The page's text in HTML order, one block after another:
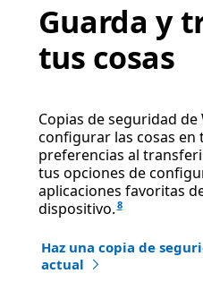
Guarda y
tus cosas
Copias de seguridad
configurar las cosas en
preferencias al
tus opciones de
aplicaciones favoritas
dispositivo. 8
Haz una copia de
actual